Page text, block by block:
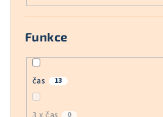
Funkce
čas 13
0